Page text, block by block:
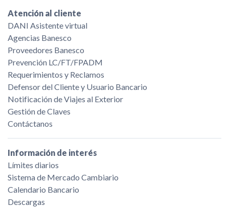
Atención al cliente
DANI Asistente virtual
Agencias Banesco
Proveedores Banesco
Prevención LC/FT/FPADM
Requerimientos y Reclamos
Defensor del Cliente y Usuario Bancario
Notificación de Viajes al Exterior
Gestión de Claves
Contáctanos
Información de interés
Límites diarios
Sistema de Mercado Cambiario
Calendario Bancario
Descargas